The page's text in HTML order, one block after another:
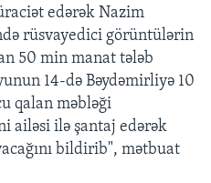
edərək Nazim
rüsvayedici görüntülərin
50 min manat tələb
14-də Bəydəmirliyə 10
qalan məbləği
ailəsi ilə şantaj edərək
bildirib", mətbuat